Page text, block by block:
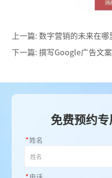
上一篇:数字营销的未来在哪
下一篇:撰写Google广告文
免费预约专
*姓名